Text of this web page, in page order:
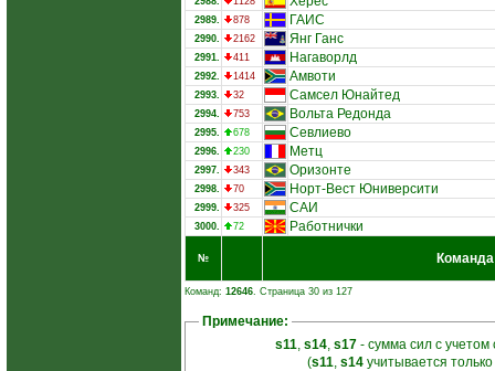
2989. 878 ГАИС
2990. 2162 Янг Ганс
2991. 411 Нагаворлд
2992. 1414 Амвоти
2993. 32 Самсел Юнайтед
2994. 753 Вольта Редонда
2995. 678 Севлиево
2996. 230 Метц
2997. 343 Оризонте
2998. 70 Норт-Вест Юниверсити
2999. 325 САИ
3000. 72 Работнички
№ Команда
Команд: 12646. Страница 30 из 127
Примечание:
s11, s14, s17- сумма сил с учетом
(s11, s14 учитывается